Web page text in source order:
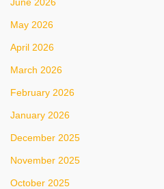
May 2026
April 2026
March 2026
February 2026
January 2026
December 2025
November 2025
October 2025